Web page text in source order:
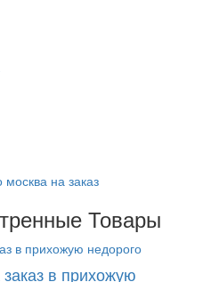
на заказ
Товары
в прихожую